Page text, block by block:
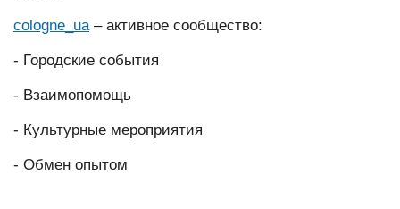
cologne_ua – активное сообщество:
- Городские события
- Взаимопомощь
- Культурные мероприятия
- Обмен опытом